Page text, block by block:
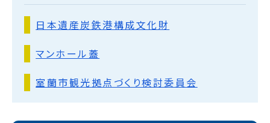
日本遺産炭鉄港構成文化財
マンホール蓋
室蘭市観光拠点づくり検討委員会